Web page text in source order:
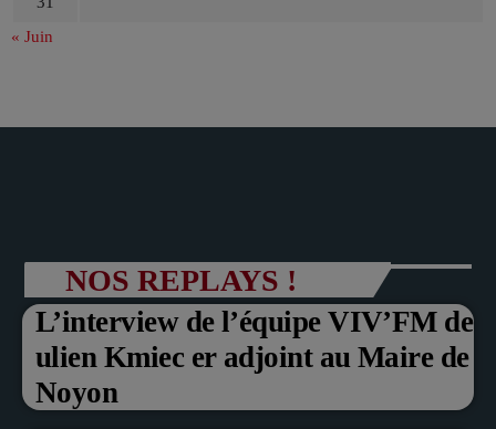
« Juin
NOS REPLAYS !
L’interview de l’équipe VIV’FM de
ulien Kmiec er adjoint au Maire de
Noyon